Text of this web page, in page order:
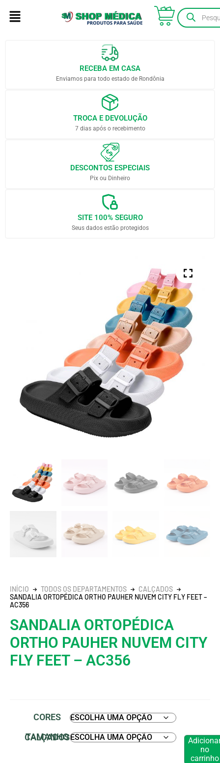
RECEBA EM CASA
Enviamos para todo estado de Rondônia
TROCA E DEVOLUÇÃO
7 dias após o recebimento
DESCONTOS ESPECIAIS
Pix ou Dinheiro
SITE 100% SEGURO
Seus dados estão protegidos
INÍCIO TODOS OS DEPARTAMENTOS
CALÇADOS
SANDALIA ORTOPÉDICA ORTHO PAUHER NUVEM CITY FLY FEET –
AC356
SANDALIA ORTOPÉDICA
ORTHO PAUHER NUVEM CITY
FLY FEET – AC356
CORES
TAMANHO CALÇADOS
no
carrinho